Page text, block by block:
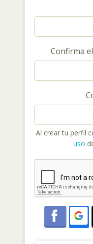
Confirma
Al crear tu perfil
uso